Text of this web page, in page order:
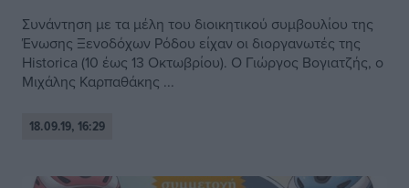
Συνάντηση με τα μέλη του διοικητικού συμβουλίου της
Ένωσης Ξενοδόχων Ρόδου είχαν οι διοργανωτές της
Historica (10 έως 13 Οκτωβρίου). Ο Γιώργος Βογιατζής, ο
Μιχάλης Καρπαθάκης ...
18.09.19, 16:29